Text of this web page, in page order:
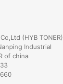
(HYB TONER)
Industrial
of china